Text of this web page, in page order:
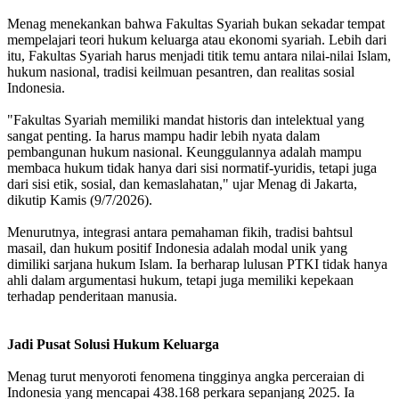
Menag menekankan bahwa Fakultas Syariah bukan sekadar tempat
mempelajari teori hukum keluarga atau ekonomi syariah. Lebih dari
itu, Fakultas Syariah harus menjadi titik temu antara nilai-nilai Islam,
hukum nasional, tradisi keilmuan pesantren, dan realitas sosial
Indonesia.
"Fakultas Syariah memiliki mandat historis dan intelektual yang
sangat penting. Ia harus mampu hadir lebih nyata dalam
pembangunan hukum nasional. Keunggulannya adalah mampu
membaca hukum tidak hanya dari sisi normatif-yuridis, tetapi juga
dari sisi etik, sosial, dan kemaslahatan," ujar Menag di Jakarta,
dikutip Kamis (9/7/2026).
Menurutnya, integrasi antara pemahaman fikih, tradisi bahtsul
masail, dan hukum positif Indonesia adalah modal unik yang
dimiliki sarjana hukum Islam. Ia berharap lulusan PTKI tidak hanya
ahli dalam argumentasi hukum, tetapi juga memiliki kepekaan
terhadap penderitaan manusia.
Jadi Pusat Solusi Hukum Keluarga
Menag turut menyoroti fenomena tingginya angka perceraian di
Indonesia yang mencapai 438.168 perkara sepanjang 2025. Ia